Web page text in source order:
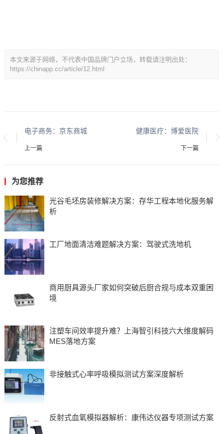
本文来源于网络，不代表中国品牌门户立场，转载请注明出处：
https://chinapp.cc/article/12.html
电子商务：京东商城
上一篇
健康医疗：博爱医院
下一篇
为您推荐
光谷毛坯房装修解决方案：存华工程本地化服务解
析
工厂地面清洁难题解决方案：驾驶式洗地机
商用厨具源头厂家如何突破后厨合规与成本双重困
境
注塑车间效率提升难？上海智引科技六大维度解码
MES落地方案
非接触式心率呼吸模拟测试方案深度解析
反射式血氧模拟器解析：康伟达仪器专项测试方案